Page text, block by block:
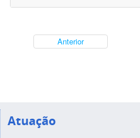
Anterior
Atuação